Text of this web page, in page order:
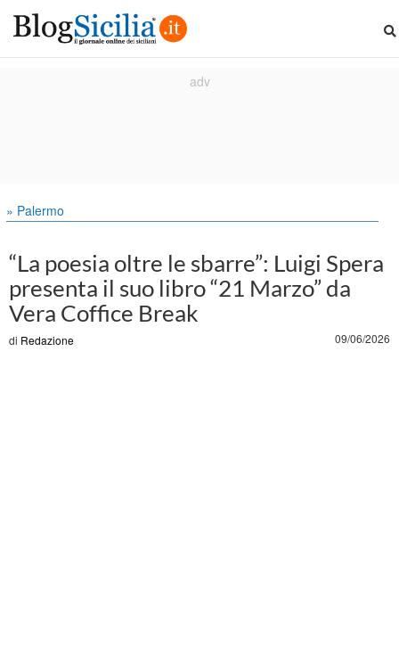
» Palermo
“La poesia oltre le sbarre”: Luigi Spera
presenta il suo libro “21 Marzo” da
Vera Coffice Break
di Redazione 09/06/2026